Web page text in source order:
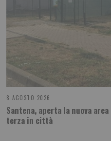
8 AGOSTO 2026
Santena, aperta la nuova
terza in città